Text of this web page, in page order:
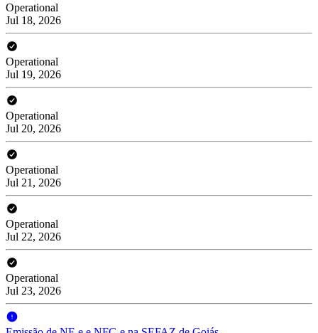
Operational
Jul 18, 2026
Operational
Jul 19, 2026
Operational
Jul 20, 2026
Operational
Jul 21, 2026
Operational
Jul 22, 2026
Operational
Jul 23, 2026